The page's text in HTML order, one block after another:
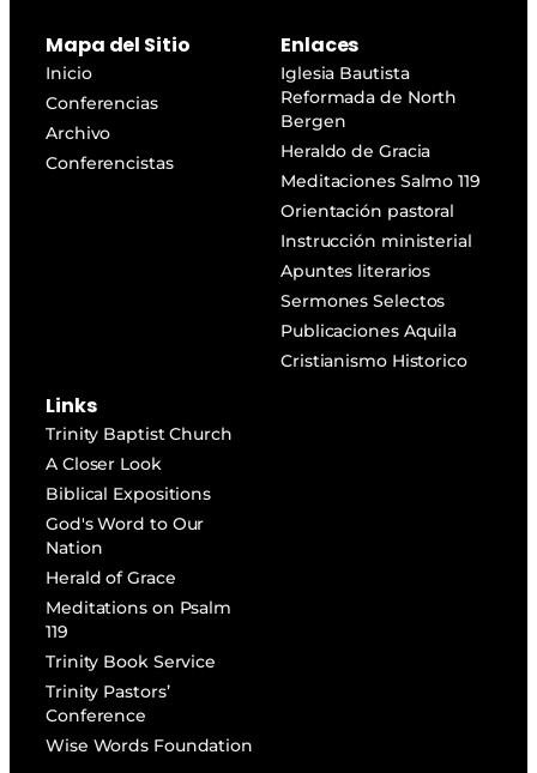
Mapa del Sitio
Inicio
Conferencias
Archivo
Conferencistas
Enlaces
Iglesia Bautista
Reformada de North
Bergen
Heraldo de Gracia
Meditaciones Salmo 119
Orientación pastoral
Instrucción ministerial
Apuntes literarios
Sermones Selectos
Publicaciones Aquila
Cristianismo Historico
Links
Trinity Baptist Church
A Closer Look
Biblical Expositions
God's Word to Our
Nation
Herald of Grace
Meditations on Psalm
119
Trinity Book Service
Trinity Pastors’
Conference
Wise Words Foundation